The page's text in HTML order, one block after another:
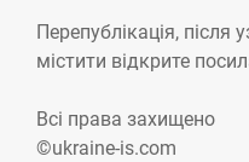
Перепублікація, після
містити відкрите
Всі права захищено
©ukraine-is.com